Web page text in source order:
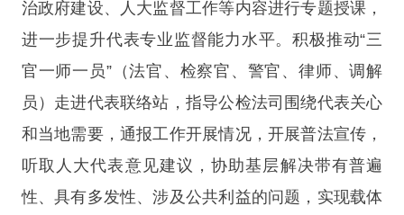
治政府建设、人大监督工作等内容进行专题授课，
进一步提升代表专业监督能力水平。积极推动“三
官一师一员”（法官、检察官、警官、律师、调解
员）走进代表联络站，指导公检法司围绕代表关心
和当地需要，通报工作开展情况，开展普法宣传，
听取人大代表意见建议，协助基层解决带有普遍
性、具有多发性、涉及公共利益的问题，实现载体